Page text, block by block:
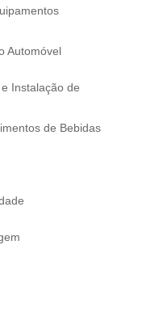
Automóvel
Instalação de
de Bebidas